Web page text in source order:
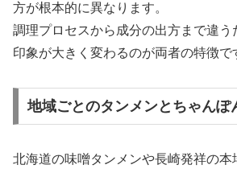
方が根本的に異なります。
調理プロセスから成分の出方まで違う
印象が大きく変わるのが両者の特徴で
地域ごとのタンメンとちゃんぽ
北海道の味噌タンメンや長崎発祥の本